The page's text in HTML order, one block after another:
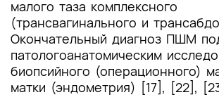
малого таза комплексного
(трансвагинального и
Окончательный диагноз ПШМ
патологоанатомическим
биопсийного (операционного)
матки (эндометрия) [17], [22],